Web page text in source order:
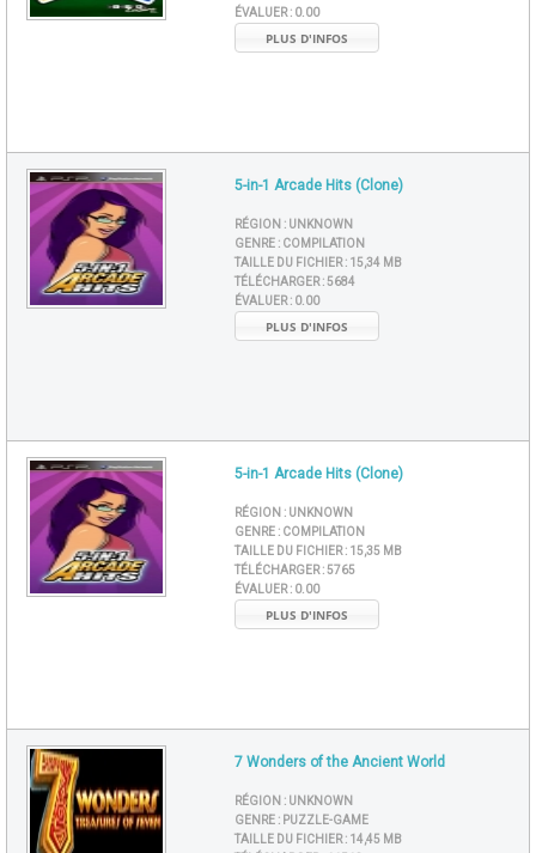
ÉVALUER : 0.00
PLUS D'INFOS
5-in-1 Arcade Hits (Clone)
RÉGION : UNKNOWN
GENRE : COMPILATION
TAILLE DU FICHIER : 15,34 MB
TÉLÉCHARGER :5684
ÉVALUER : 0.00
PLUS D'INFOS
5-in-1 Arcade Hits (Clone)
RÉGION : UNKNOWN
GENRE : COMPILATION
TAILLE DU FICHIER : 15,35 MB
TÉLÉCHARGER :5765
ÉVALUER : 0.00
PLUS D'INFOS
7 Wonders of the Ancient World
RÉGION : UNKNOWN
GENRE : PUZZLE-GAME
TAILLE DU FICHIER : 14,45 MB